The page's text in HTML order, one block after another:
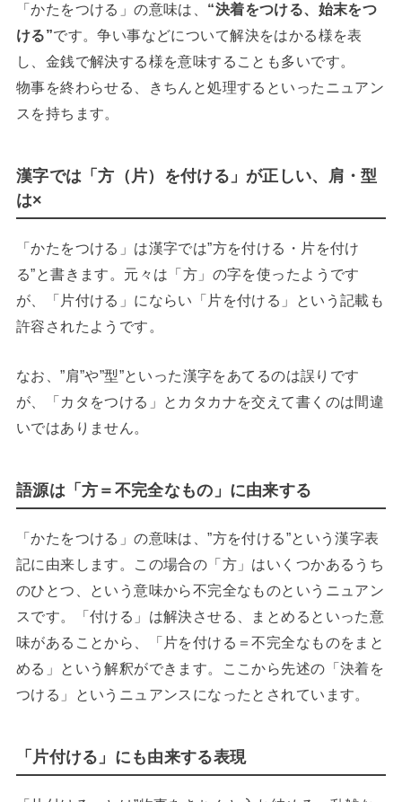
「かたをつける」の意味は、 “決着をつける、始末をつ
ける”です。争い事などについて解決をはかる様を表
し、金銭で解決する様を意味することも多いです。
物事を終わらせる、きちんと処理するといったニュアン
スを持ちます。
漢字では「方（片）を付ける」が正しい、肩・型
は×
「かたをつける」は漢字では”方を付ける・片を付け
る”と書きます。元々は「方」の字を使ったようです
が、「片付ける」にならい「片を付ける」という記載も
許容されたようです。
なお、”肩”や”型”といった漢字をあてるのは誤りです
が、「カタをつける」とカタカナを交えて書くのは間違
いではありません。
語源は「方＝不完全なもの」に由来する
「かたをつける」の意味は、”方を付ける”という漢字表
記に由来します。この場合の「方」はいくつかあるうち
のひとつ、という意味から不完全なものというニュアン
スです。「付ける」は解決させる、まとめるといった意
味があることから、「片を付ける＝不完全なものをまと
める」という解釈ができます。ここから先述の「決着を
つける」というニュアンスになったとされています。
「片付ける」にも由来する表現